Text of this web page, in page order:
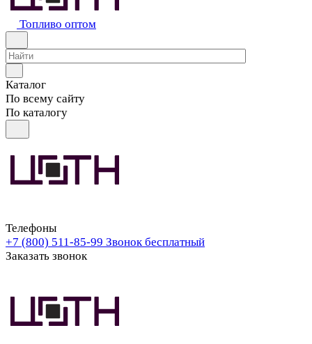
Топливо оптом
Каталог
По всему сайту
По каталогу
Телефоны
+7 (800) 511-85-99 Звонок бесплатный
Заказать звонок